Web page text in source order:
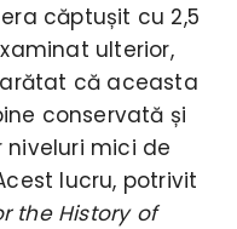
căptușit cu 2,5
ulterior,
că aceasta
conservată și
mici de
lucru, potrivit
the History of